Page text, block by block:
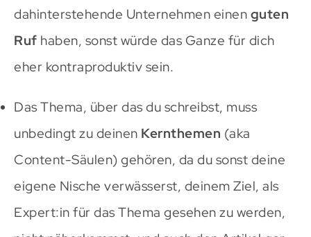
dahinterstehende Unternehmen einen guten
Ruf haben, sonst würde das Ganze für dich
eher kontraproduktiv sein.
Das Thema, über das du schreibst, muss
unbedingt zu deinen Kernthemen (aka
Content-Säulen) gehören, da du sonst deine
eigene Nische verwässerst, deinem Ziel, als
Expert:in für das Thema gesehen zu werden,